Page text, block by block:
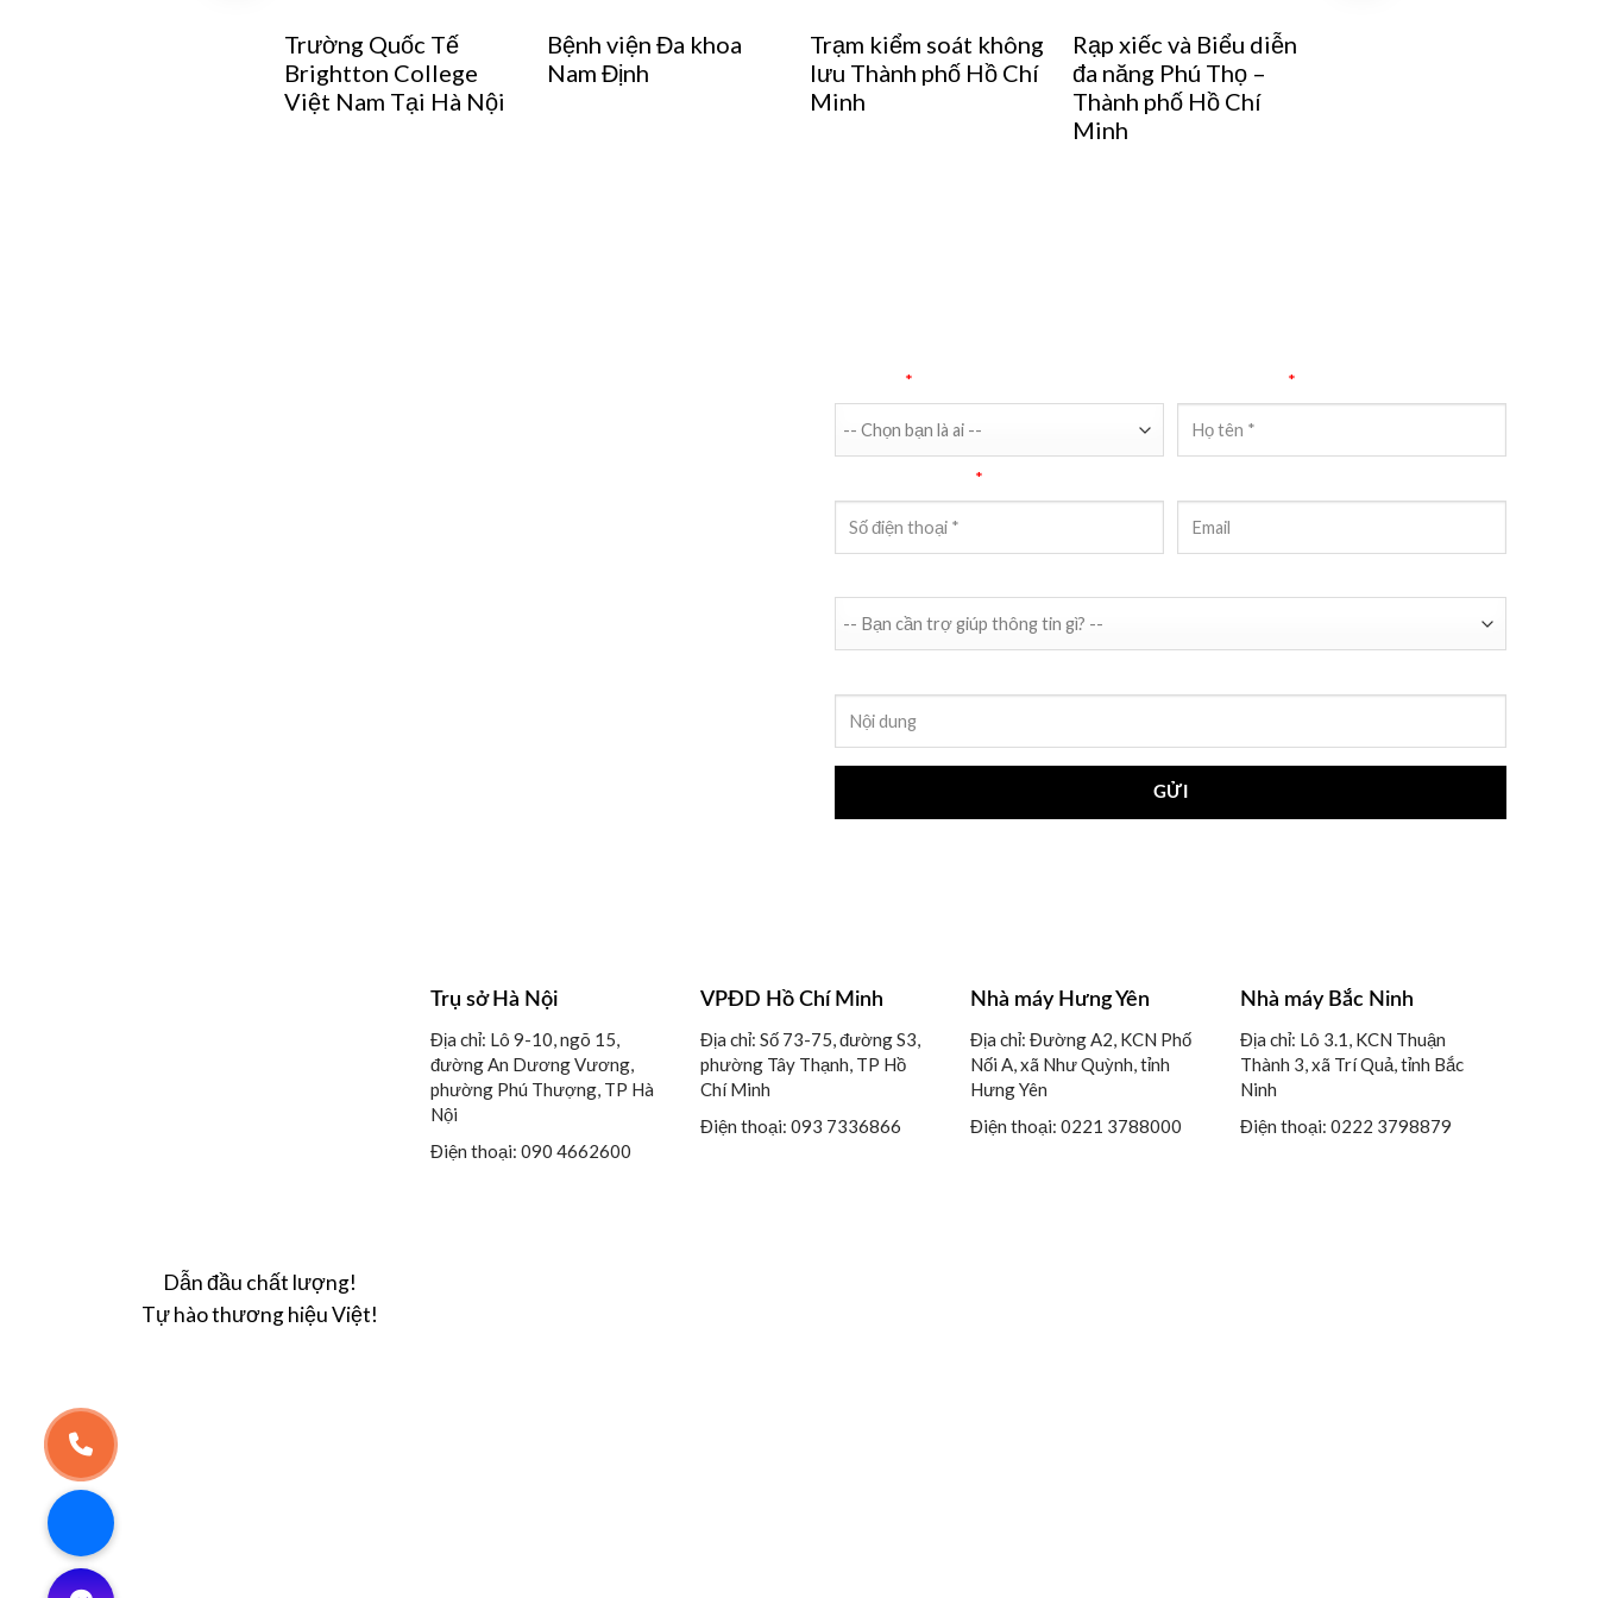
Trường Quốc Tế
Brightton College
Việt Nam Tại Hà Nội
Bệnh viện Đa khoa
Nam Định
Trạm kiểm soát không
lưu Thành phố Hồ Chí
Minh
Rạp xiếc và Biểu diễn
đa năng Phú Thọ –
Thành phố Hồ Chí
Minh
* *
*
Dẫn đầu chất lượng!
Tự hào thương hiệu Việt!
Trụ sở Hà Nội
Địa chỉ: Lô 9-10, ngõ 15,
đường An Dương Vương,
phường Phú Thượng, TP Hà
Nội
Điện thoại: 090 4662600
VPĐD Hồ Chí Minh
Địa chỉ: Số 73-75, đường S3,
phường Tây Thạnh, TP Hồ
Chí Minh
Điện thoại: 093 7336866
Nhà máy Hưng Yên
Địa chỉ: Đường A2, KCN Phố
Nối A, xã Như Quỳnh, tỉnh
Hưng Yên
Điện thoại: 0221 3788000
Nhà máy Bắc Ninh
Địa chỉ: Lô 3.1, KCN Thuận
Thành 3, xã Trí Quả, tỉnh Bắc
Ninh
Điện thoại: 0222 3798879